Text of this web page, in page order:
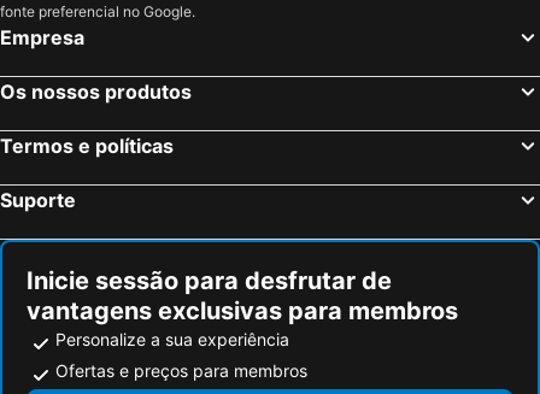
fonte preferencial no Google.
Empresa
Os nossos produtos
Termos e políticas
Suporte
Inicie sessão para desfrutar de
vantagens exclusivas para membros
Personalize a sua experiência
Ofertas e preços para membros